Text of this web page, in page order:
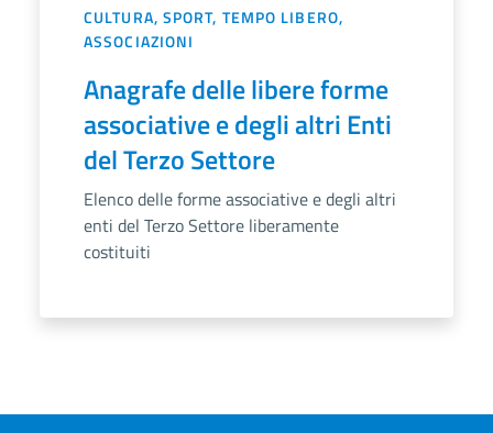
CULTURA, SPORT, TEMPO LIBERO,
ASSOCIAZIONI
Anagrafe delle libere forme
associative e degli altri Enti
del Terzo Settore
Elenco delle forme associative e degli altri
enti del Terzo Settore liberamente
costituiti